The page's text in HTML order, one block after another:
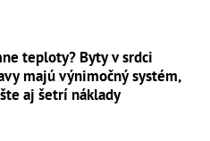
teploty? Byty v srdci
majú výnimočný systém,
aj šetrí náklady